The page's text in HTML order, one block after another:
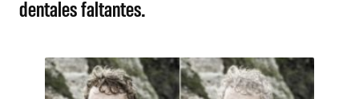
dentales faltantes.